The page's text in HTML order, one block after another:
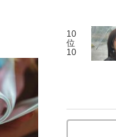
10
位
10